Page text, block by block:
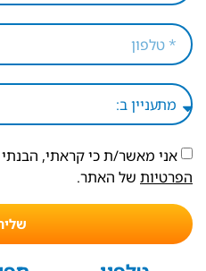
אני מאשר/ת כי קראתי,
הפרטיות של האתר.